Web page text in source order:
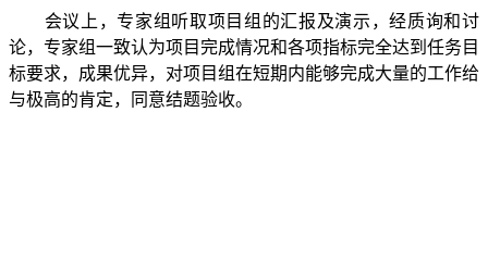
会议上，专家组听取项目组的汇报及演示，经质询和讨
论，专家组一致认为项目完成情况和各项指标完全达到任务目
标要求，成果优异，对项目组在短期内能够完成大量的工作给
与极高的肯定，同意结题验收。